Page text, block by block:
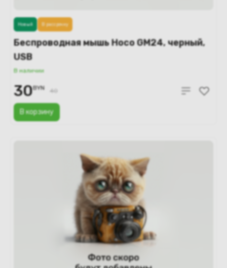
Беспроводная мышь Hoco GM24, черный,
USB
В наличии
В корзину
Новый В рассрочку
30BYN 40